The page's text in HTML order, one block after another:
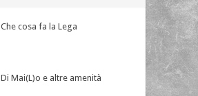
Che cosa fa la Lega
Di Mai(L)o e altre amenità